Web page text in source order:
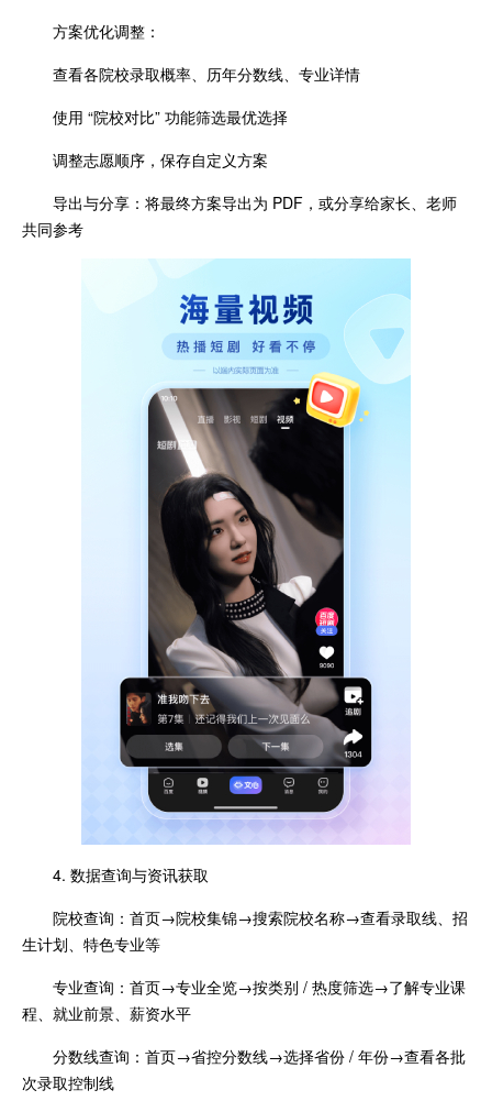
方案优化调整：
查看各院校录取概率、历年分数线、专业详情
使用 “院校对比” 功能筛选最优选择
调整志愿顺序，保存自定义方案
导出与分享：将最终方案导出为 PDF，或分享给家长、老师
共同参考
4. 数据查询与资讯获取
院校查询：首页→院校集锦→搜索院校名称→查看录取线、招
生计划、特色专业等
专业查询：首页→专业全览→按类别 / 热度筛选→了解专业课
程、就业前景、薪资水平
分数线查询：首页→省控分数线→选择省份 / 年份→查看各批
次录取控制线